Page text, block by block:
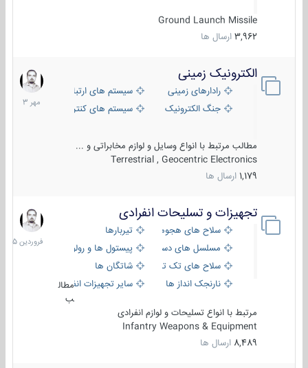
Ground Launch Missile
3,962 ارسال ها
الکترونیک زمینی
رادارهای زمینی
سیستم های ارتباطی و جمع آوری
جنگ الکترونیک
سیستم های کنترل آتش و تجهیزات
مطالب مرتبط با انواع وسایل و لوازم مخابراتی و ...
Terrestrial , Geocentric Electronics
1,179 ارسال ها
1
مهر
1403
تجهیزات و تسلیحات انفرادی
سلاح های هجومی
تیربارها
مسلسل های دستی
پیستول ها و رولورها
سلاح های تک تیر اندازیشاتگان ها
نارنجک انداز ها
سایر تجهیزات انفرادی
مطال
ب
مرتبط با انواع تسلیحات و لوازم انفرادی
Infantry Weapons & Equipment
8,489 ارسال ها
17
فروردین
1405